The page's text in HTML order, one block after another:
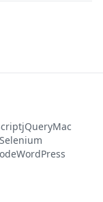
jQueryMac
Selenium
WordPress